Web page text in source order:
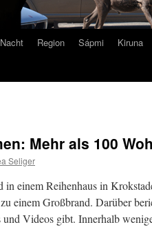
Region Sápmi Kiruna
Mehr als 100
Seliger
in einem Reihenhaus in
einem Großbrand. Darüber
und Videos gibt. Innerhalb